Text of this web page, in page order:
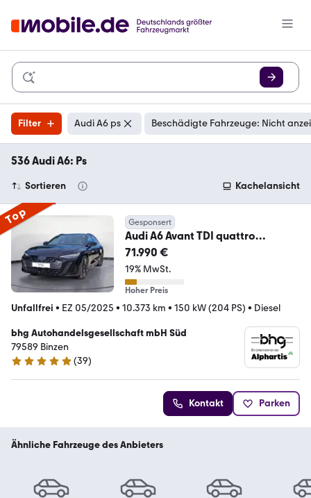
Filter Audi A6 ps Beschädigte Fahrzeuge: Nicht
536 Audi A6: Ps
Sortieren Kachelansicht
Top Gesponsert
Audi A6 Avant TDI quattro
150(204) kW(PS) S-tronic
71.990 €
19% MwSt.
Hoher Preis
Unfallfrei • EZ 05/2025 • 10.373 km • 150 kW (204 PS) • Diesel
bhg Autohandelsgesellschaft mbH Süd
79589 Binzen
5 Sterne
(39)
Kontakt Parken
Ähnliche Fahrzeuge des Anbieters